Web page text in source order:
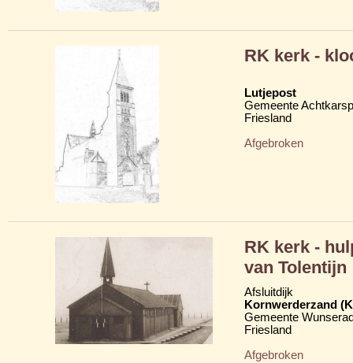
RK kerk -
Lutjepost
Gemeente
Friesland
Afgebroken
RK kerk -
van Tolentijn
Afsluitdijk
Kornwerderzand
Gemeente
Friesland
Afgebroken